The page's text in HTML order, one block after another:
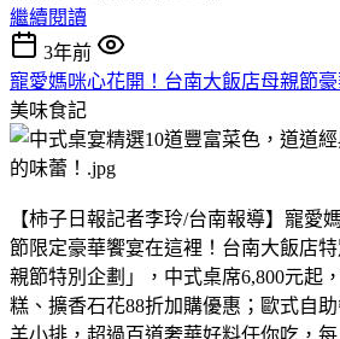
繼續閱讀
3年前
寵愛媽咪心花開！台南大飯店母親節豪
美味食記
【柿子日報記者李玲/台南報導】寵愛
節限定豪華饗宴在這裡！台南大飯店
親節特別企劃」，中式桌席6,800元起
糕、擴香石花88折加購優惠；歐式自
羊小排，超過百道奢華好料任你吃，